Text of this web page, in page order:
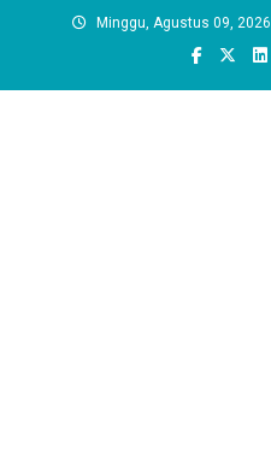
Minggu, Agustus 09, 2026